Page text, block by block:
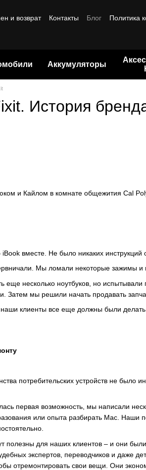
и возврат Контакты Блог
Политика
Аккумуляторы
История
и Кайлом в комнате общежития Cal
вместе. Не было никаких
Мы ломали некоторые зажимы и
еще несколько ноутбуков, но
Затем мы решили начать продавать
клиенты все еще должны были
потребительских устройств не было
первая возможность, мы написали
или опыта разбирать Mac.
полезны для наших клиентов – и они
экспертов, переводчиков и даже
отремонтировать свои вещи. Они